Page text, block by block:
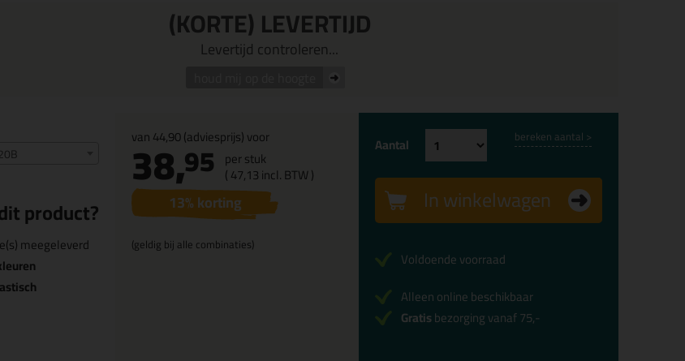
(KORTE) LEVERTIJD
Levertijd controleren...
product?
meegeleverd
van44,90(adviesprijs) voor
38,95 per stuk
(47,13incl. BTW )
13% korting
(geldig bij alle combinaties)
Aantal bereken aantal >
In winkelwagen
Voldoende voorraad
Alleen online beschikbaar
Gratisbezorging vanaf 75,-